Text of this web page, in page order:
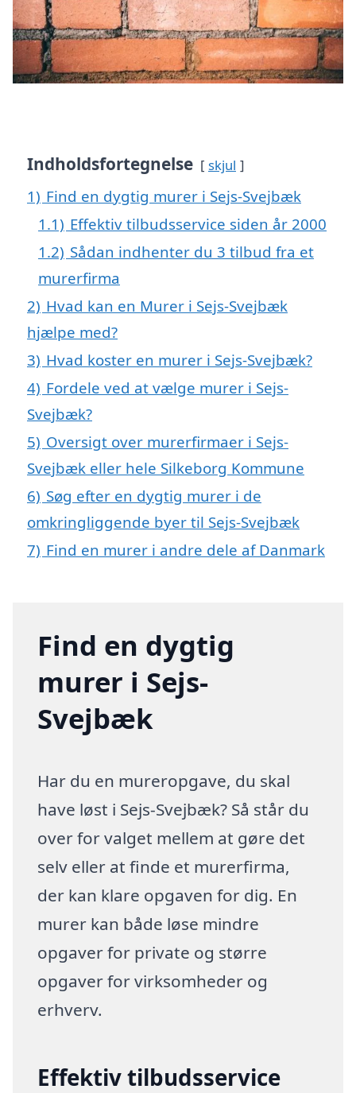
Indholdsfortegnelse skjul
1) Find en dygtig murer i Sejs-Svejbæk
1.1) Effektiv tilbudsservice siden år 2000
1.2) Sådan indhenter du 3 tilbud fra et
murerfirma
2) Hvad kan en Murer i Sejs-Svejbæk
hjælpe med?
3) Hvad koster en murer i Sejs-Svejbæk?
4) Fordele ved at vælge murer i Sejs-
Svejbæk?
5) Oversigt over murerfirmaer i Sejs-
Svejbæk eller hele Silkeborg Kommune
6) Søg efter en dygtig murer i de
omkringliggende byer til Sejs-Svejbæk
7) Find en murer i andre dele af Danmark
Find en dygtig
murer i Sejs-
Svejbæk
Har du en mureropgave, du skal
have løst i Sejs-Svejbæk? Så står du
over for valget mellem at gøre det
selv eller at finde et murerfirma,
der kan klare opgaven for dig. En
murer kan både løse mindre
opgaver for private og større
opgaver for virksomheder og
erhverv.
Effektiv tilbudsservice